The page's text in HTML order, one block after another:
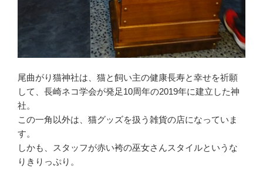
尾曲がり猫神社は、猫と飼い主の健康長寿と幸せを祈願
して、長崎ネコ学会が発足10周年の2019年に建立した神
社。
この一角以外は、猫グッズを扱う雑貨の店になっていま
す。
しかも、スタッフが赤い袴の巫女さんスタイルというな
りきりっぷり。